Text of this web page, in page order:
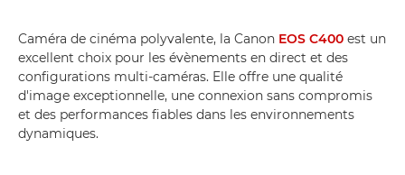
Caméra de cinéma polyvalente, la Canon EOS C400 est un
excellent choix pour les évènements en direct et des
configurations multi-caméras. Elle offre une qualité
d'image exceptionnelle, une connexion sans compromis
et des performances fiables dans les environnements
dynamiques.